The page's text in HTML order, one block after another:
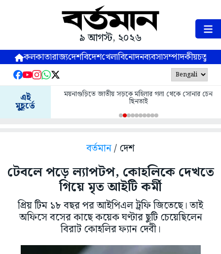
৯ আগস্ট, ২০২৬
কলকাতারাজ্যদেশবিদেশখেলাবিনোদনব্যবসাসম্পাদকীয়
এই
মুহূর্তে
ময়নাগুড়িতে জাতীয় সড়কে মহিলার গলা থেকে সোনার চেন
ছিনতাই
বর্তমান/ দেশ
টেবলে পড়ে ল্যাপটপ, কোহলিকে দেখতে
গিয়ে মৃত আইটি কর্মী
প্রিয় টিম ১৮ বছর পর আইপিএল ট্রফি জিতেছে। তাই
অফিসে বসের কাছে কয়েক ঘণ্টার ছুটি চেয়েছিলেন
বিরাট কোহলির ফ্যান দেবী।